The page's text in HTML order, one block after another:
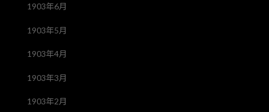
1903年6月
1903年5月
1903年4月
1903年3月
1903年2月